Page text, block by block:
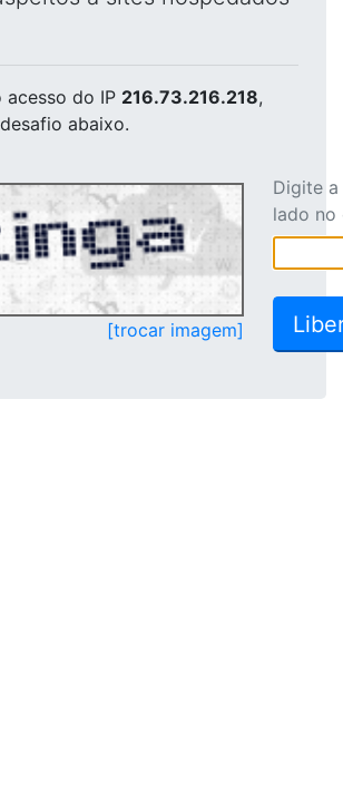
acesso do IP 216.73.216.218,
abaixo.
[trocar imagem]
Digite
lado no